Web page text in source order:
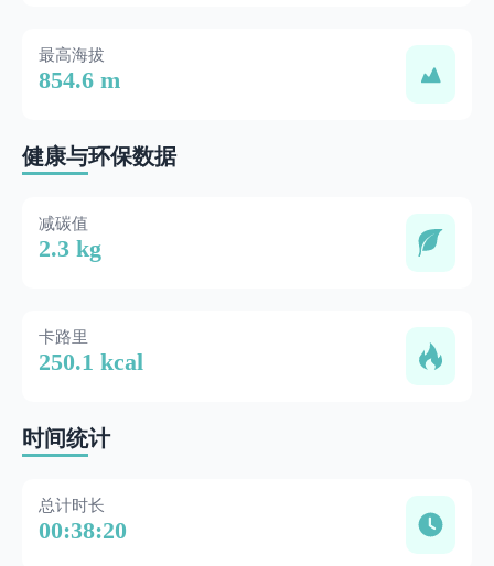
最高海拔
854.6 m
健康与环保数据
减碳值
2.3 kg
卡路里
250.1 kcal
时间统计
总计时长
00:38:20